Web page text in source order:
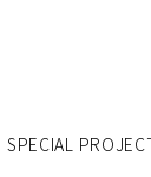
SPECIAL PROJECT